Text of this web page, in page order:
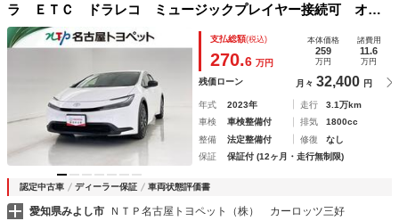
ラ ＥＴＣ ドラレコ ミュージックプレイヤー接続可 オー
トクルーズコントロール ＬＥＤヘッドランプ スマートキ
ー キーレス ハイブリッド
支払総額(税込)
270.6 万円
本体価格
259
万円
諸費用
11.6
万円
残価ローン 月々 32,400 円
年式 2023年 走行
3.1万km
車検
車検整備付 排気
1800cc
整備
法定整備付 修復
なし
保証
保証付 (12ヶ月・走行無制限)
認定中古車 ディーラー保証 車両状態評価書
愛知県みよし市 ＮＴＰ名古屋トヨペット（株） カーロッツ三好